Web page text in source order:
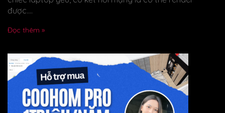
được....
Đọc thêm »